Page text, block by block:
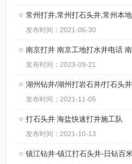
常州打井,常州打石头井,常州本
发布时间：2021-06-30
南京打井 南京工地打水井电话
发布时间：2023-09-21
湖州钻井/湖州打岩石井/打石头井
发布时间：2021-11-05
打石头井 海盐快速打井施工队
发布时间：2021-10-13
镇江钻井-镇江打石头井-日钻百